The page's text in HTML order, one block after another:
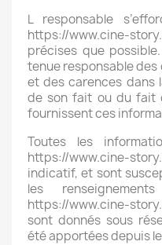
L responsable
https://www.cine-
précises que
tenue responsable
et des carences dans
de son fait ou du fait
fournissent ces
Toutes les
https://www.cine-
indicatif, et sont
les
https://www.cine-
sont donnés sous
été apportées depuis